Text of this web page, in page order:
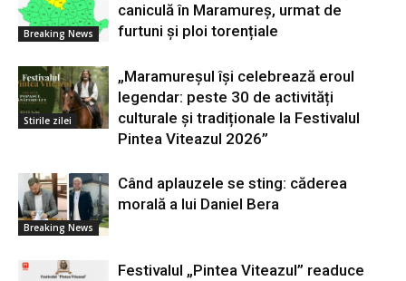
Breaking News
caniculă în Maramureș, urmat de
furtuni și ploi torențiale
Stirile zilei
„Maramureșul își celebrează eroul
legendar: peste 30 de activități
culturale și tradiționale la Festivalul
Pintea Viteazul 2026”
Breaking News
Când aplauzele se sting: căderea
morală a lui Daniel Bera
Festivalul „Pintea Viteazul” readuce